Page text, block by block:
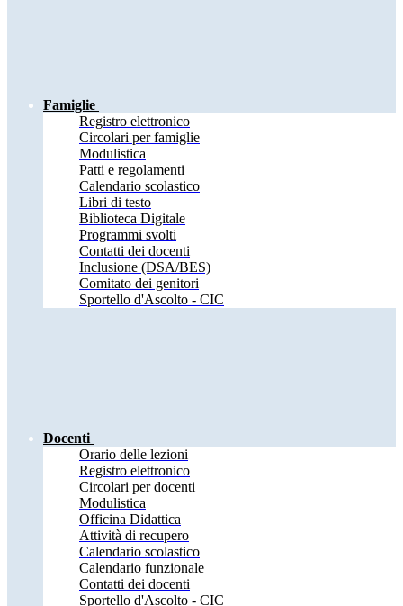
Famiglie
Registro elettronico
Circolari per famiglie
Modulistica
Patti e regolamenti
Calendario scolastico
Libri di testo
Biblioteca Digitale
Programmi svolti
Contatti dei docenti
Inclusione (DSA/BES)
Comitato dei genitori
Sportello d'Ascolto - CIC
Docenti
Orario delle lezioni
Registro elettronico
Circolari per docenti
Modulistica
Officina Didattica
Attività di recupero
Calendario scolastico
Calendario funzionale
Contatti dei docenti
Sportello d'Ascolto - CIC